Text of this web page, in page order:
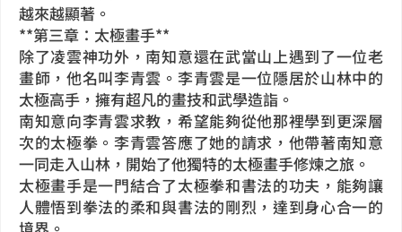
越來越顯著。
**第三章：太極畫手**
除了凌雲神功外，南知意還在武當山上遇到了一位老
畫師，他名叫李青雲。李青雲是一位隱居於山林中的
太極高手，擁有超凡的畫技和武學造詣。
南知意向李青雲求教，希望能夠從他那裡學到更深層
次的太極拳。李青雲答應了她的請求，他帶著南知意
一同走入山林，開始了他獨特的太極畫手修煉之旅。
太極畫手是一門結合了太極拳和書法的功夫，能夠讓
人體悟到拳法的柔和與書法的剛烈，達到身心合一的